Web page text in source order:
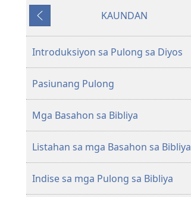
sa
Bag-
ong
Hubad
sa
Balaang
Kasulatan
(Gihubad
Gikan
sa
2013
sa
ong
sa
Balaang
Kasulatan
(Gihubad
Gikan
sa
Miagi
KAUNDAN
Introduksiyon sa Pulong sa Diyos
Pasiunang Pulong
Mga Basahon sa Bibliya
Listahan sa mga Basahon sa Bibliya
Indise sa mga Pulong sa Bibliya